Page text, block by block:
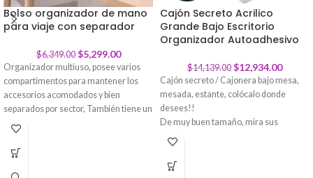
-17 %
Bolso organizador de mano
para viaje con separador
$6,349.00 $5,299.00
Organizador multiuso, posee varios
compartimentos para mantener los
accesorios acomodados y bien
separados por sector, También tiene un
gancho para colgar. Es ideal y cómodo
Impermeable, con cierre perimetral,
bolsillos y compartimientos varios para
-9%
Cajón Secreto Acrilico
Grande Bajo Escritorio
Organizador Autoadhesivo
$14,139.00 $12,934.00
Cajón secreto / Cajonera bajo mesa,
mesada, estante, colócalo donde
desees!!
De muy buen tamaño, mira sus
medidas! De acrilico transparente, en
Se puede pegar en cualquier lugar para